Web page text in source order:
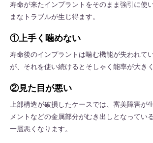
寿命が来たインプラントをそのまま強引に使
まなトラブルが生じ得ます。
①上手く噛めない
寿命後のインプラントは噛む機能が失われて
が、それを使い続けるとそしゃく能率が大き
②見た目が悪い
上部構造が破損したケースでは、審美障害が
メントなどの金属部分がむき出しとなってい
一層悪くなります。